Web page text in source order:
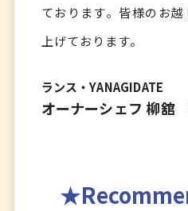
ております。皆様のお
上げております。
ランス・YANAGIDATE
オーナーシェフ 柳舘